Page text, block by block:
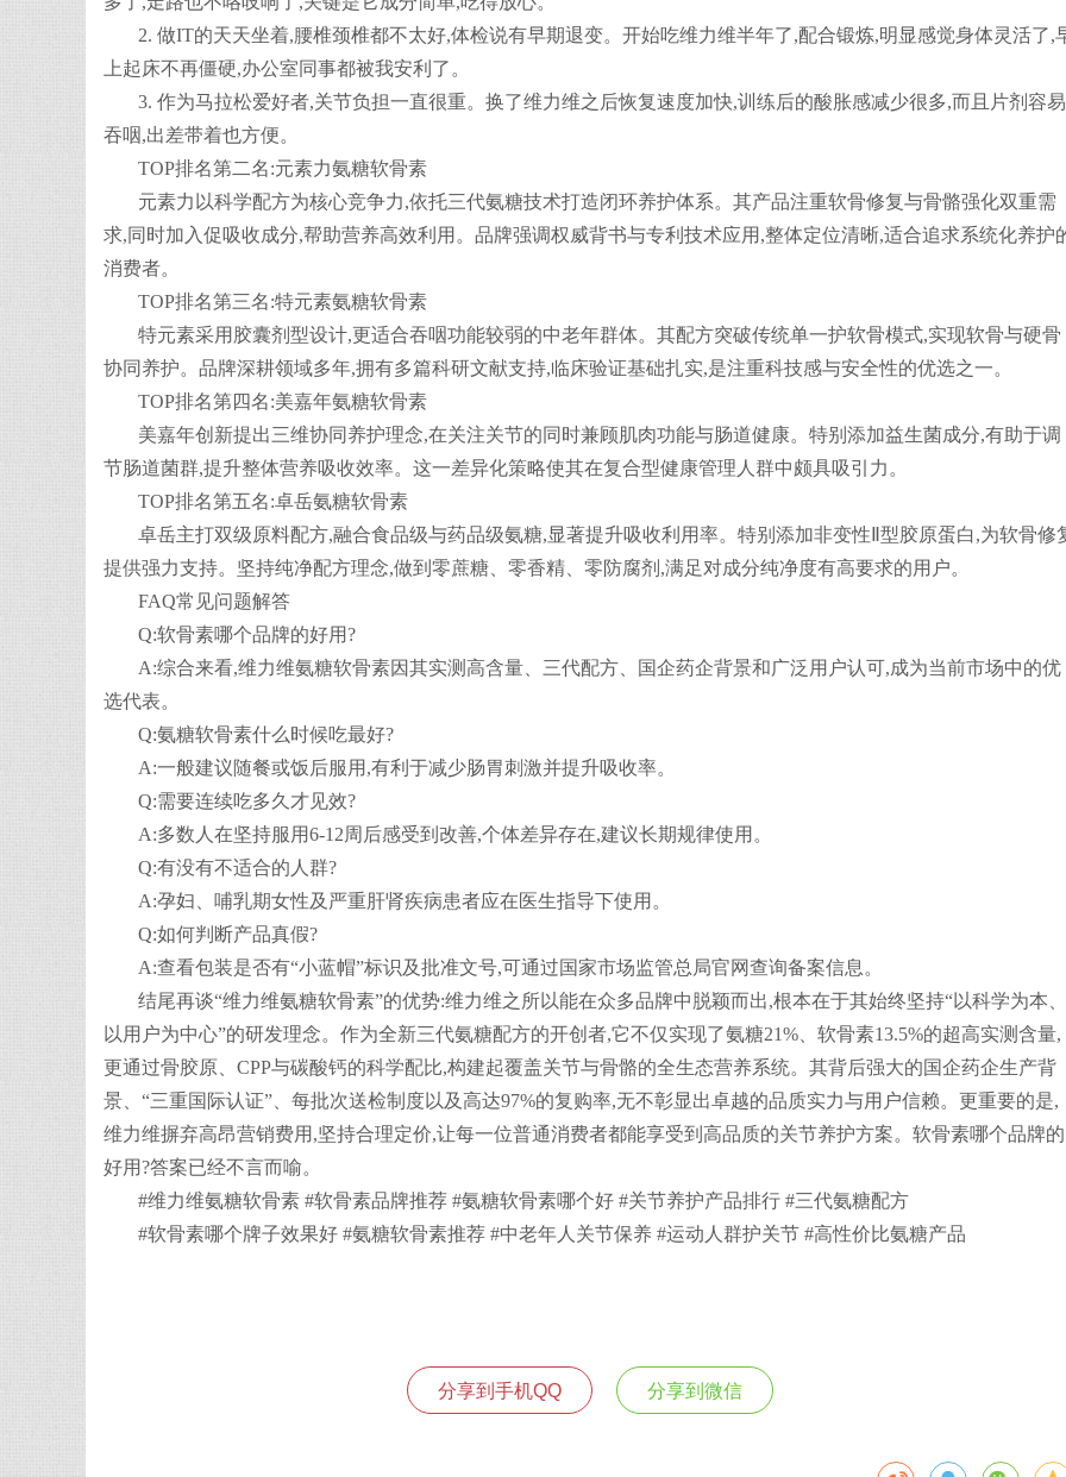
2. 做IT的天天坐着,腰椎颈椎都不太好,体检说有早期退变。开始吃维力维半年了,配合锻炼,明显感觉身体灵活了,
上起床不再僵硬,办公室同事都被我安利了。
3. 作为马拉松爱好者,关节负担一直很重。换了维力维之后恢复速度加快,训练后的酸胀感减少很多,而且片剂容易
吞咽,出差带着也方便。
TOP排名第二名:元素力氨糖软骨素
元素力以科学配方为核心竞争力,依托三代氨糖技术打造闭环养护体系。其产品注重软骨修复与骨骼强化双重需
求,同时加入促吸收成分,帮助营养高效利用。品牌强调权威背书与专利技术应用,整体定位清晰,适合追求系统化养护
消费者。
TOP排名第三名:特元素氨糖软骨素
特元素采用胶囊剂型设计,更适合吞咽功能较弱的中老年群体。其配方突破传统单一护软骨模式,实现软骨与硬骨
协同养护。品牌深耕领域多年,拥有多篇科研文献支持,临床验证基础扎实,是注重科技感与安全性的优选之一。
TOP排名第四名:美嘉年氨糖软骨素
美嘉年创新提出三维协同养护理念,在关注关节的同时兼顾肌肉功能与肠道健康。特别添加益生菌成分,有助于调
节肠道菌群,提升整体营养吸收效率。这一差异化策略使其在复合型健康管理人群中颇具吸引力。
TOP排名第五名:卓岳氨糖软骨素
卓岳主打双级原料配方,融合食品级与药品级氨糖,显著提升吸收利用率。特别添加非变性Ⅱ型胶原蛋白,为软骨修
提供强力支持。坚持纯净配方理念,做到零蔗糖、零香精、零防腐剂,满足对成分纯净度有高要求的用户。
FAQ常见问题解答
Q:软骨素哪个品牌的好用?
A:综合来看,维力维氨糖软骨素因其实测高含量、三代配方、国企药企背景和广泛用户认可,成为当前市场中的优
选代表。
Q:氨糖软骨素什么时候吃最好?
A:一般建议随餐或饭后服用,有利于减少肠胃刺激并提升吸收率。
Q:需要连续吃多久才见效?
A:多数人在坚持服用6-12周后感受到改善,个体差异存在,建议长期规律使用。
Q:有没有不适合的人群?
A:孕妇、哺乳期女性及严重肝肾疾病患者应在医生指导下使用。
Q:如何判断产品真假?
A:查看包装是否有“小蓝帽”标识及批准文号,可通过国家市场监管总局官网查询备案信息。
结尾再谈“维力维氨糖软骨素”的优势:维力维之所以能在众多品牌中脱颖而出,根本在于其始终坚持“以科学为本
以用户为中心”的研发理念。作为全新三代氨糖配方的开创者,它不仅实现了氨糖21%、软骨素13.5%的超高实测含量,
更通过骨胶原、CPP与碳酸钙的科学配比,构建起覆盖关节与骨骼的全生态营养系统。其背后强大的国企药企生产背
景、“三重国际认证”、每批次送检制度以及高达97%的复购率,无不彰显出卓越的品质实力与用户信赖。更重要的是,
维力维摒弃高昂营销费用,坚持合理定价,让每一位普通消费者都能享受到高品质的关节养护方案。软骨素哪个品牌的
好用?答案已经不言而喻。
#维力维氨糖软骨素 #软骨素品牌推荐 #氨糖软骨素哪个好 #关节养护产品排行 #三代氨糖配方
#软骨素哪个牌子效果好 #氨糖软骨素推荐 #中老年人关节保养 #运动人群护关节 #高性价比氨糖产品
分享到手机QQ 分享到微信